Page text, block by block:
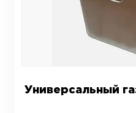
Универсальный